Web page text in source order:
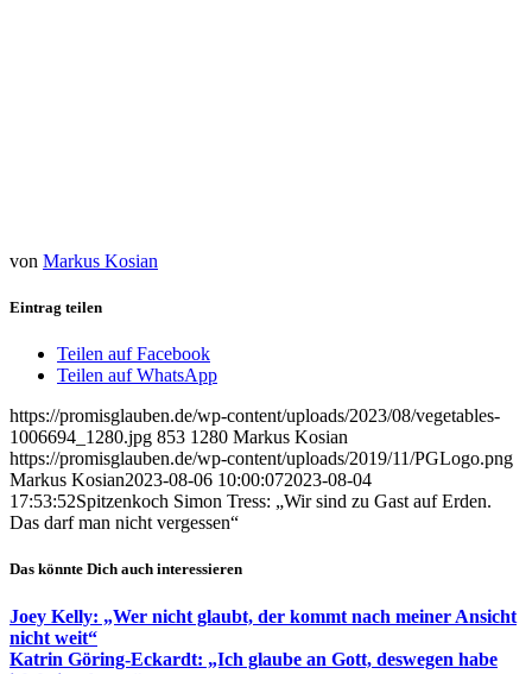
von Markus Kosian
Eintrag teilen
Teilen auf Facebook
Teilen auf WhatsApp
https://promisglauben.de/wp-content/uploads/2023/08/vegetables-
1006694_1280.jpg 853 1280 Markus Kosian
https://promisglauben.de/wp-content/uploads/2019/11/PGLogo.png
Markus Kosian2023-08-06 10:00:072023-08-04
17:53:52Spitzenkoch Simon Tress: „Wir sind zu Gast auf Erden.
Das darf man nicht vergessen“
Das könnte Dich auch interessieren
Joey Kelly: „Wer nicht glaubt, der kommt nach meiner Ansicht
nicht weit“
Katrin Göring-Eckardt: „Ich glaube an Gott, deswegen habe